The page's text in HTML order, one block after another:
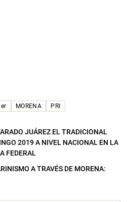
MORENA PRI
JUÁREZ EL TRADICIONAL
2019 A NIVEL NACIONAL EN LA
FEDERAL
A TRAVÉS DE MORENA: